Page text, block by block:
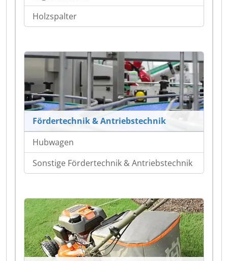
Holzspalter
Fördertechnik & Antriebstechnik
Hubwagen
Sonstige Fördertechnik & Antriebstechnik